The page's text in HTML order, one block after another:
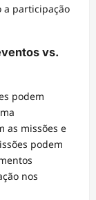
a participação
vs.
podem
as missões e
podem
nos